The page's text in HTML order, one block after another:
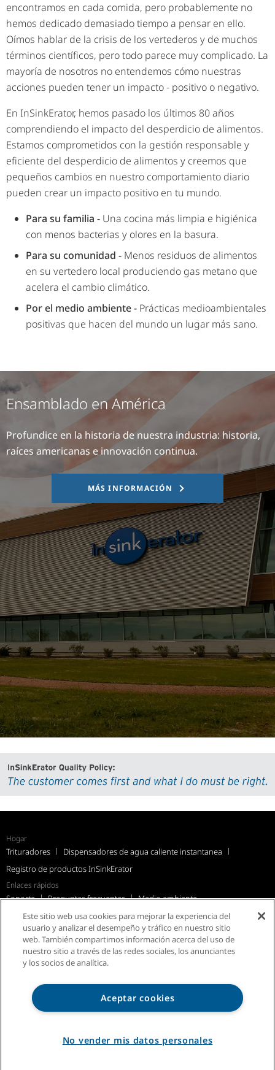
encontramos en cada comida, pero probablemente no
hemos dedicado demasiado tiempo a pensar en ello.
Oímos hablar de la crisis de los vertederos y de muchos
términos científicos, pero todo parece muy complicado. La
mayoría de nosotros no entendemos cómo nuestras
acciones pueden tener un impacto - positivo o negativo.
En InSinkErator, hemos pasado los últimos 80 años
comprendiendo el impacto del desperdicio de alimentos.
Estamos comprometidos con la gestión responsable y
eficiente del desperdicio de alimentos y creemos que
pequeños cambios en nuestro comportamiento diario
pueden crear un impacto positivo en tu mundo.
Para su familia - Una cocina más limpia e higiénica
con menos bacterias y olores en la basura.
Para su comunidad - Menos residuos de alimentos
en su vertedero local produciendo gas metano que
acelera el cambio climático.
Por el medio ambiente - Prácticas medioambientales
positivas que hacen del mundo un lugar más sano.
Ensamblado en América
Profundice en la historia de nuestra industria: historia,
raíces americanas e innovación continua.
MÁS INFORMACIÓN
Hogar
Trituradores
Dispensadores de agua caliente instantanea
Registro de productos InSinkErator
Enlaces rápidos
Soporte Preguntas frecuentes Medio ambiente
Aviso de Privacidad
Mapa del sitio
Términos y Condiciones de uso
Este sitio web usa cookies para mejorar la experiencia del
usuario y analizar el desempeño y tráfico en nuestro sitio
web. También compartimos información acerca del uso de
nuestro sitio a través de las redes sociales, los anunciantes
y los socios de analítica.
Aceptar cookies
No vender mis datos personales